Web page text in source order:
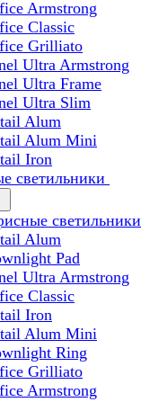
Armstrong
Classic
Grilliato
Ultra Armstrong
Ultra Frame
Ultra Slim
Alum
Alum Mini
Iron
светильники
светильники
Alum
Pad
Ultra Armstrong
Classic
Iron
Alum Mini
Ring
Grilliato
Armstrong